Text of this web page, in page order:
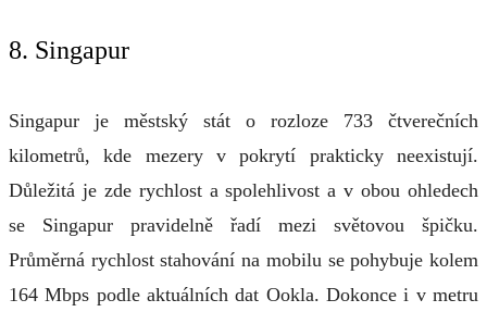
8. Singapur
Singapur je městský stát o rozloze 733 čtverečních
kilometrů, kde mezery v pokrytí prakticky neexistují.
Důležitá je zde rychlost a spolehlivost a v obou ohledech
se Singapur pravidelně řadí mezi světovou špičku.
Průměrná rychlost stahování na mobilu se pohybuje kolem
164 Mbps podle aktuálních dat Ookla. Dokonce i v metru